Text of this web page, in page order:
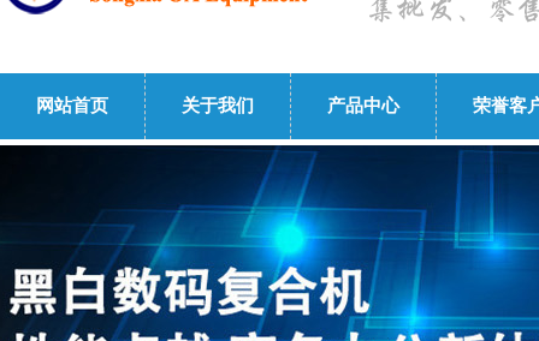
网站首页 关于我们 产品中心 荣誉客